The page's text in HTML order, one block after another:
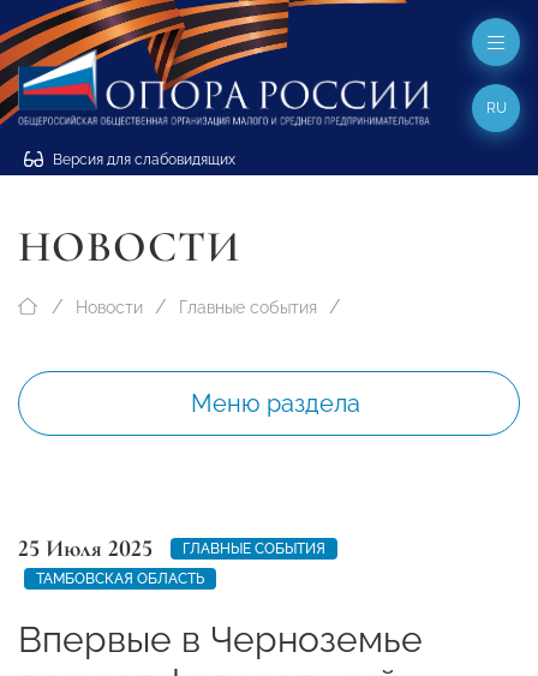
Версия для слабовидящих
RU
НОВОСТИ
Новости Главные события
Меню раздела
25 Июля 2025
ГЛАВНЫЕ СОБЫТИЯ
ТАМБОВСКАЯ ОБЛАСТЬ
Впервые в Черноземье